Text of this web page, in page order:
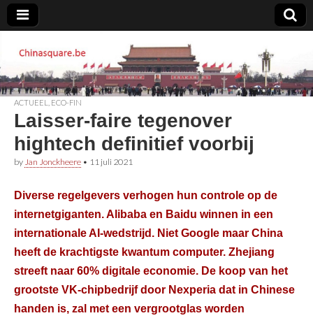
Chinasquare.be
ACTUEEL ECO-FIN
Laisser-faire tegenover
hightech definitief voorbij
by Jan Jonckheere • 11 juli 2021
Diverse regelgevers verhogen hun controle op de
internetgiganten. Alibaba en Baidu winnen in een
internationale AI-wedstrijd. Niet Google maar China
heeft de krachtigste kwantum computer. Zhejiang
streeft naar 60% digitale economie. De koop van het
grootste VK-chipbedrijf door Nexperia dat in Chinese
handen is, zal met een vergrootglas worden